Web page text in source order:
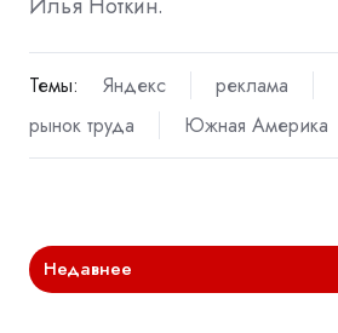
Темы: Яндекс реклама
рынок труда
Южная Америка
Недавнее